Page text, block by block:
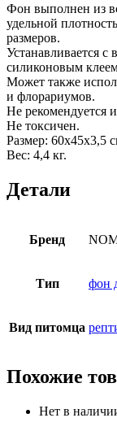
Фон выполнен из
удельной
размеров.
Устанавливается
силиконовым
Может также
и флорариумов.
Не рекомендуется
Не токсичен.
Размер: 60х45х3,5
Вес: 4,4 кг.
Детали
Бренд
Тип фон
Вид питомца
Похожие
Нет в